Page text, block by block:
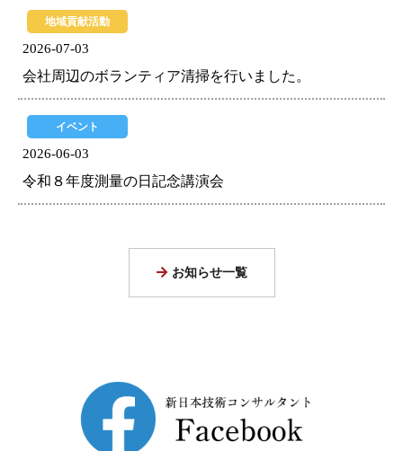
地域貢献活動
2026-07-03
会社周辺のボランティア清掃を行いました。
イベント
2026-06-03
令和８年度測量の日記念講演会
お知らせ一覧